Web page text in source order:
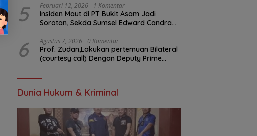
5 Februari 12, 2026 1 Komentar
Insiden Maut di PT Bukit Asam Jadi
Sorotan, Sekda Sumsel Edward Candra
6 Agustus 7, 2026 0 Komentar
Prof. Zudan,Lakukan pertemuan Bilateral
(courtesy call) Dengan Deputy Prime
Indonesia Jadi Pusat Kolaborasi ASN
Dunia Hukum & Kriminal